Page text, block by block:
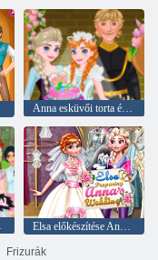
Anna esküvői torta és dekoráció
Elsa előkészítése Anna esküvője
Frizurák